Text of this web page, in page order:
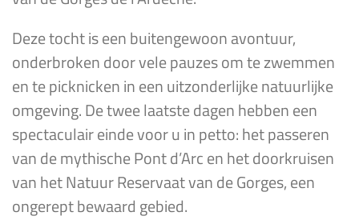
Deze tocht is een buitengewoon avontuur,
onderbroken door vele pauzes om te zwemmen
en te picknicken in een uitzonderlijke natuurlijke
omgeving. De twee laatste dagen hebben een
spectaculair einde voor u in petto: het passeren
van de mythische Pont d’Arc en het doorkruisen
van het Natuur Reservaat van de Gorges, een
ongerept bewaard gebied.